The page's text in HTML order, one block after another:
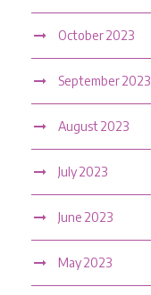
October 2023
September 2023
August 2023
July 2023
June 2023
May 2023